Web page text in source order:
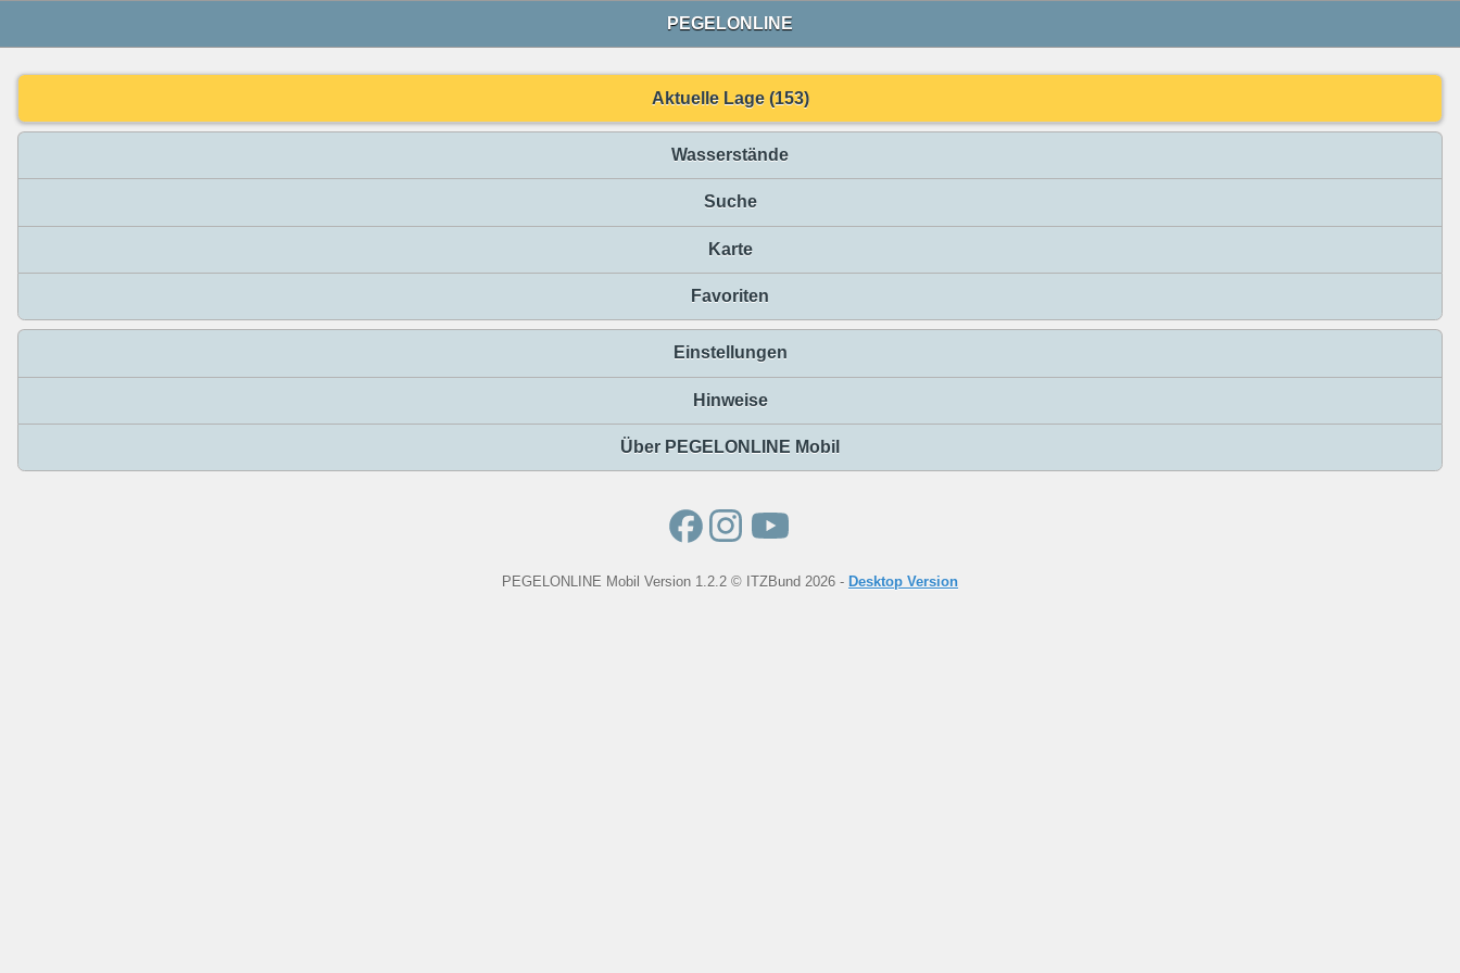
PEGELONLINE
Aktuelle Lage (153)
Wasserstände
Suche
Karte
Favoriten
Einstellungen
Hinweise
Über PEGELONLINE Mobil
PEGELONLINE Mobil Version 1.2.2 © ITZBund 2026 - Desktop Version